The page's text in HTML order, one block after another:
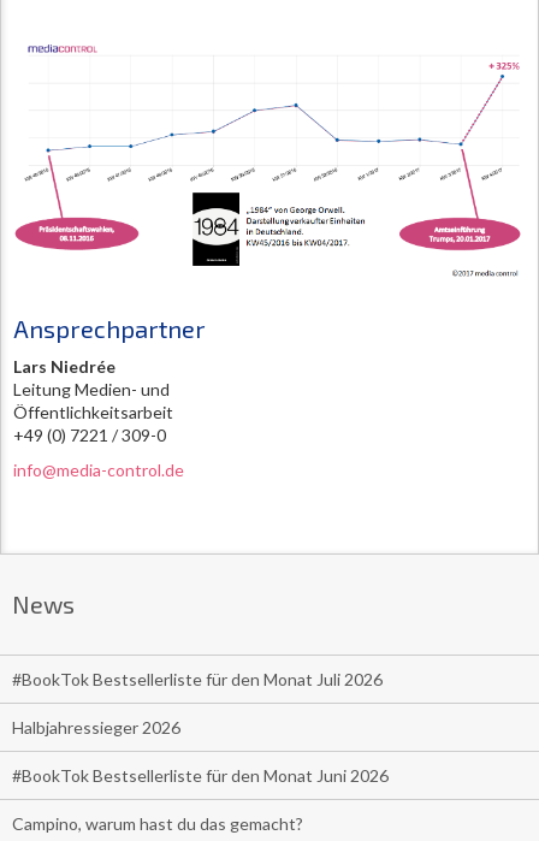
Ansprechpartner
Lars Niedrée
Leitung Medien- und
Öffentlichkeitsarbeit
+49 (0) 7221 / 309-0
info@media-control.de
News
#BookTok Bestsellerliste für den Monat Juli 2026
Halbjahressieger 2026
#BookTok Bestsellerliste für den Monat Juni 2026
Campino, warum hast du das gemacht?